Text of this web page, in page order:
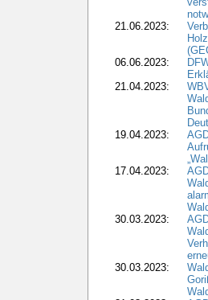
21.06.2023:
06.06.2023:
21.04.2023:
19.04.2023:
17.04.2023:
30.03.2023:
30.03.2023: